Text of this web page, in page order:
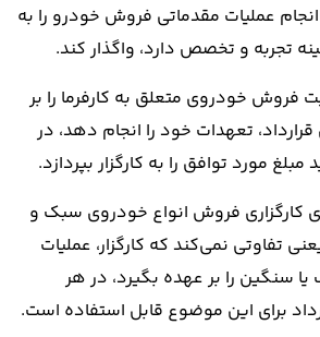
انجام عملیات مقدماتی فروش خودرو را به
تجربه و تخصص دارد، واگذار کند.
فروش خودروی متعلق به کارفرما را بر
تعهدات خود را انجام دهد، در
مبلغ مورد توافق را به کارگزار بپردازد.
کارگزاری فروش انواع خودروی سبک و
تفاوتی نمی‌کند که کارگزار، عملیات
سنگین را بر عهده بگیرد، در هر
برای این موضوع قابل‌ استفاده است.